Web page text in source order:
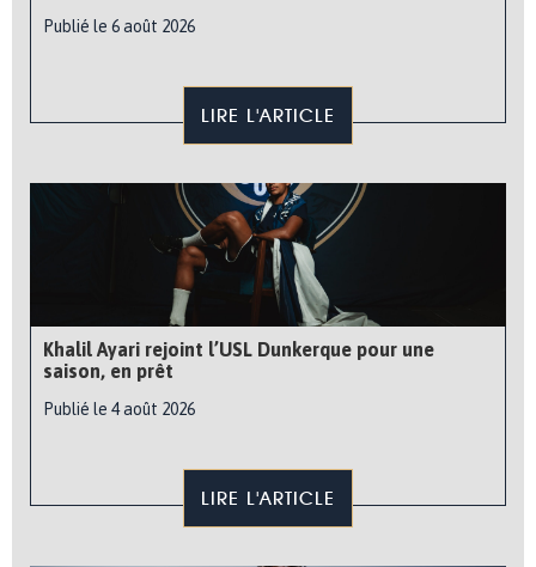
Publié le 6 août 2026
LIRE L'ARTICLE
Khalil Ayari rejoint l’USL Dunkerque pour une
saison, en prêt
Publié le 4 août 2026
LIRE L'ARTICLE